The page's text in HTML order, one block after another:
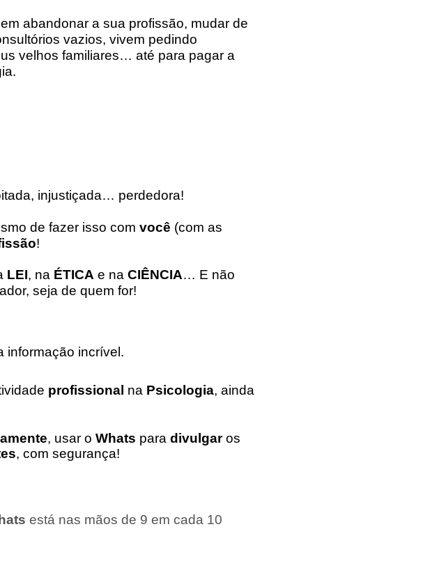
abandonar a sua profissão, mudar de
vazios, vivem pedindo
velhos familiares… até para pagar a
injustiçada… perdedora!
de fazer isso com você (com as
!
LEI, na ÉTICA e na CIÊNCIA… E não
seja de quem for!
informação incrível.
profissional na Psicologia, ainda
, usar o Whats para divulgaros
, com segurança!
está nas mãos de 9 em cada 10